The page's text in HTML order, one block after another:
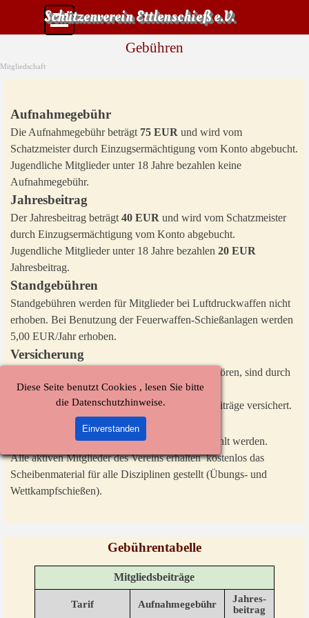
Diese Seite benutzt Cookies , lesen Sie bitte
die Datenschutzhinweise.
Einverstanden
Direkt zum Seiteninhalt
Schützenverein Ettlenschieß e.V.
Menü überspringen
Gebühren
Mitgliedschaft
Aufnahmegebühr
Die Aufnahmegebühr beträgt 75 EUR und wird vom
Schatzmeister durch Einzugsermächtigung vom Konto abgebucht.
Jugendliche Mitglieder unter 18 Jahre bezahlen keine
Aufnahmegebühr.
Jahresbeitrag
Der Jahresbeitrag beträgt 40 EUR und wird vom Schatzmeister
durch Einzugsermächtigung vom Konto abgebucht.
Jugendliche Mitglieder unter 18 Jahre bezahlen 20 EUR
Jahresbeitrag.
Standgebühren
Standgebühren werden für Mitglieder bei Luftdruckwaffen nicht
erhoben. Bei Benutzung der Feuerwaffen-Schießanlagen werden
5,00 EUR/Jahr erhoben.
Versicherung
Gastschützen, die keinem Schützenverein angehören, sind durch
die Standgebühr ebenfalls versichert.
Alle Vereinsmitglieder sind über die Mitgliedsbeiträge versichert.
Scheiben und Munition
Die Munition für Training/Wettkampf muß bezahlt werden.
Alle aktiven Mitglieder des Vereins erhalten kostenlos das
Scheibenmaterial für alle Disziplinen gestellt (Übungs- und
Wettkampfschießen).
Gebührentabelle
Mitgliedsbeiträge
Tarif Aufnahmegebühr
Jahres-
beitrag